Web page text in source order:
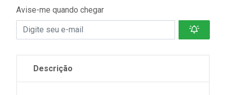
Avise-me quando chegar
Descrição